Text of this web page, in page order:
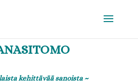
kehittävää sanoista ~